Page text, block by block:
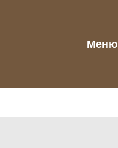
Меню